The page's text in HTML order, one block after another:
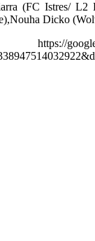
(FC Istres/ L2
Dicko
https://